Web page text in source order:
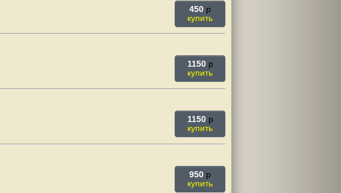
450 p
купить
1150 p
купить
1150 p
купить
950 p
купить